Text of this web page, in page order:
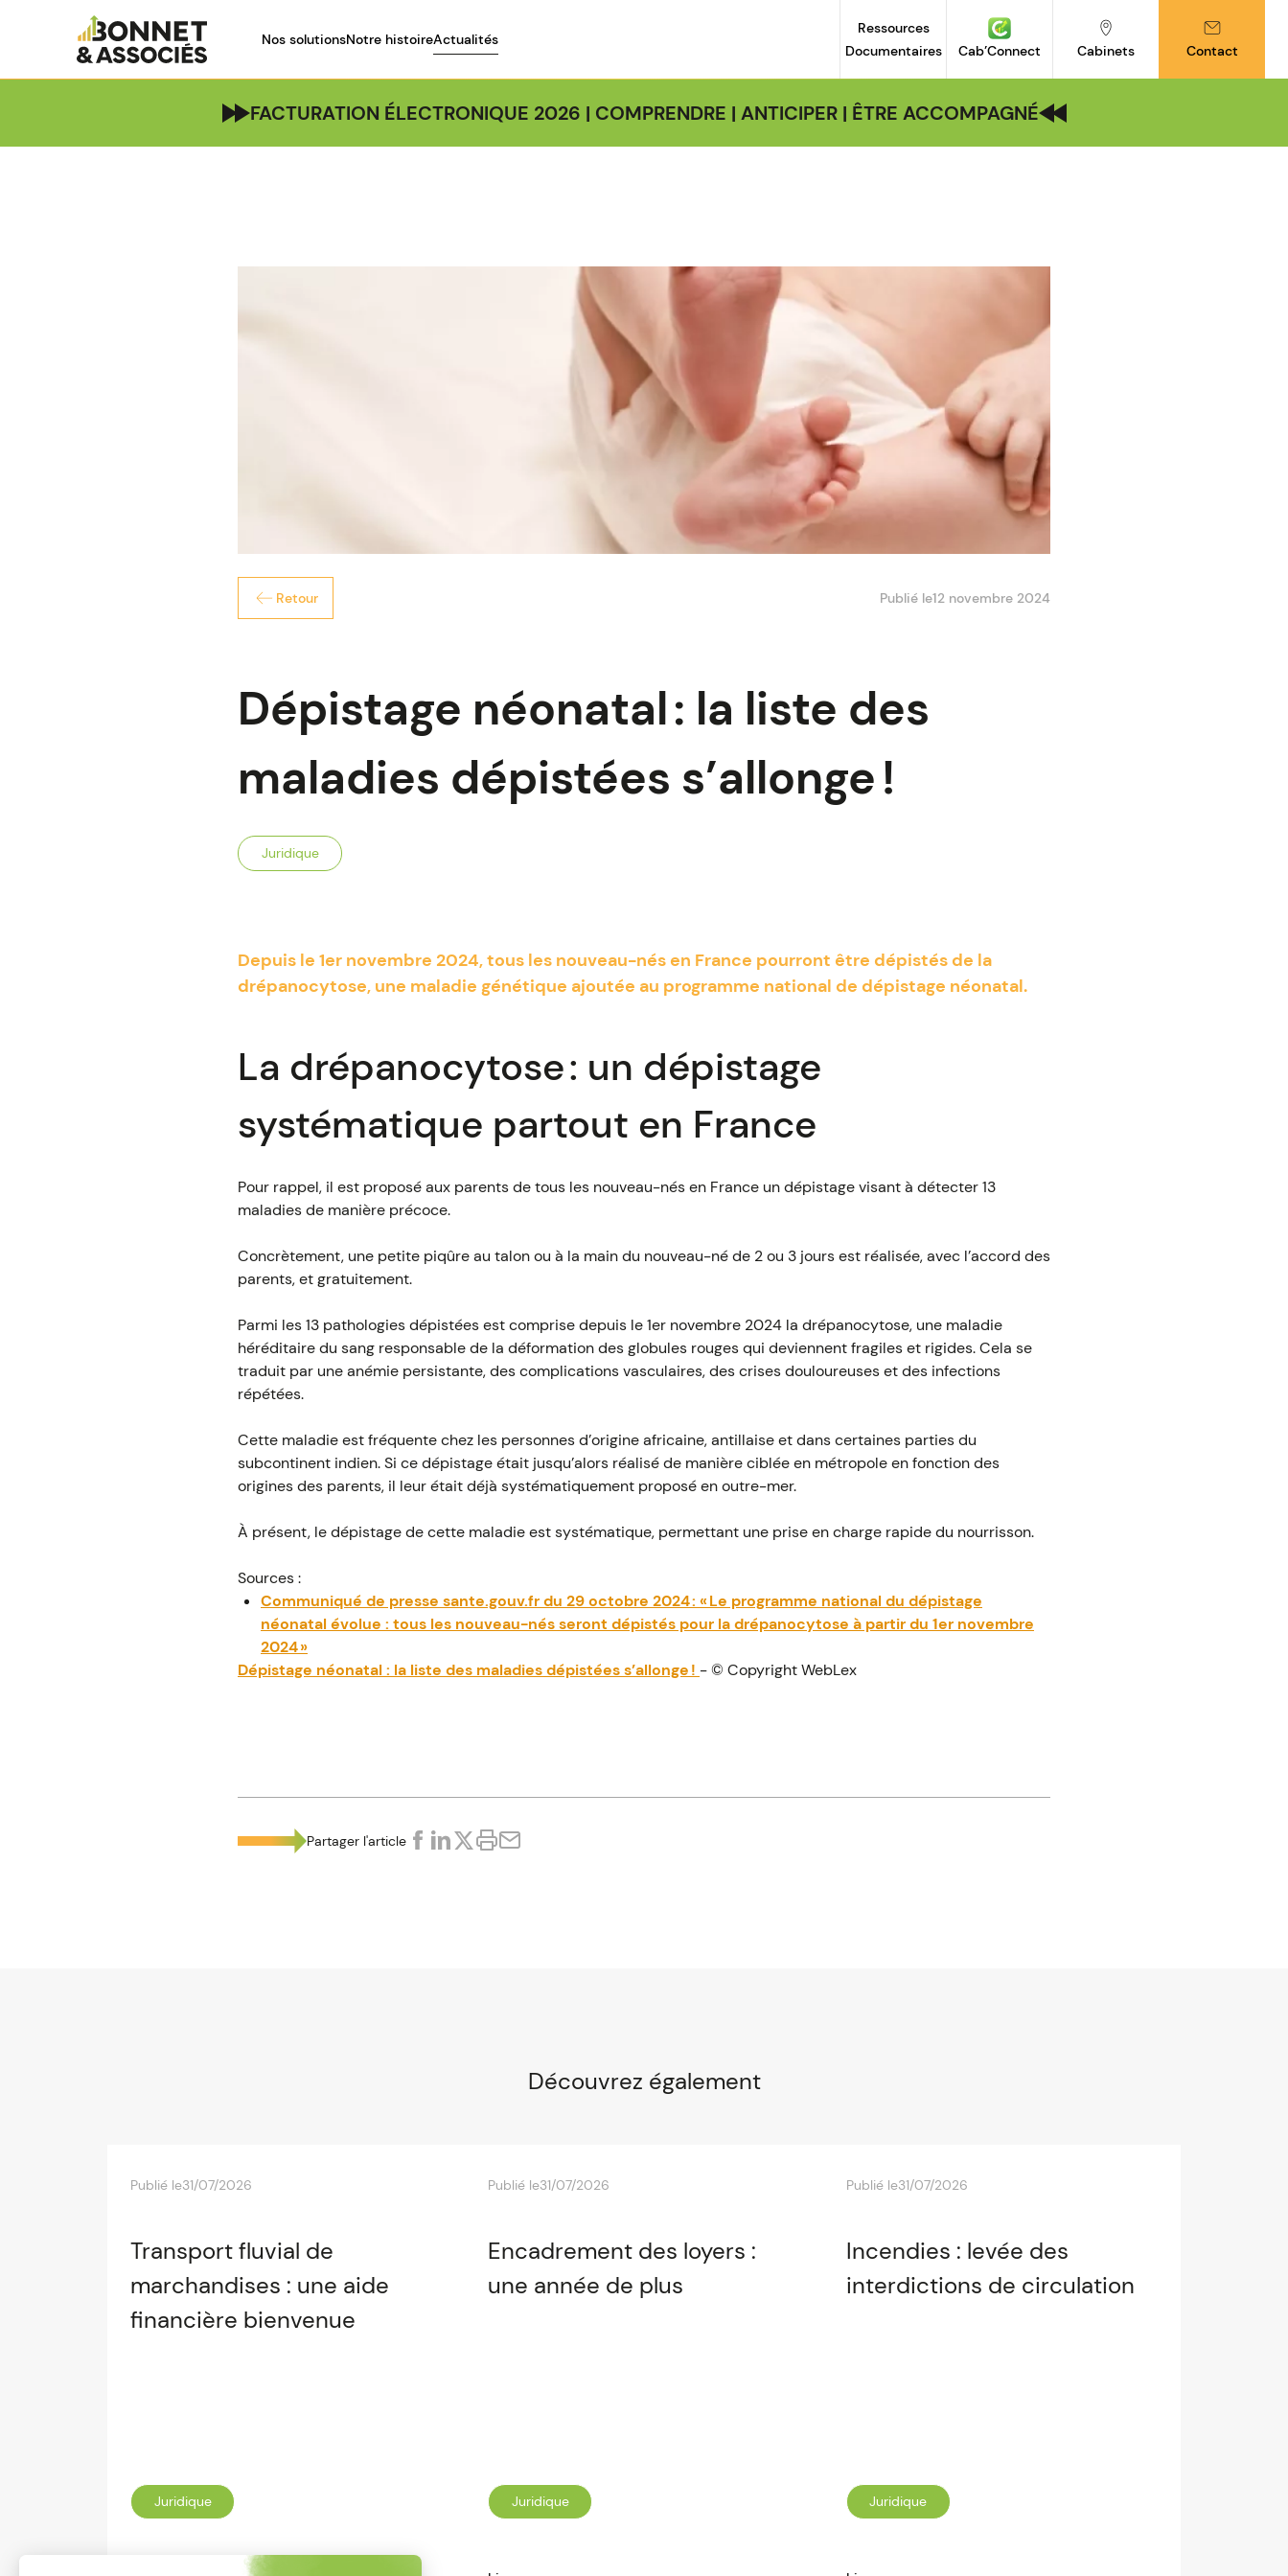
Nos solutionsNotre histoireActualités
Ressources
Documentaires
Cab’Connect Cabinets Contact
FACTURATION ÉLECTRONIQUE 2026 | COMPRENDRE | ANTICIPER | ÊTRE ACCOMPAGNÉ
Retour Publié le12 novembre 2024
Dépistage néonatal : la liste des
maladies dépistées s’allonge !
Juridique
Depuis le 1er novembre 2024, tous les nouveau-nés en France pourront être dépistés de la
drépanocytose, une maladie génétique ajoutée au programme national de dépistage néonatal.
La drépanocytose : un dépistage
systématique partout en France
Pour rappel, il est proposé aux parents de tous les nouveau-nés en France un dépistage visant à détecter 13
maladies de manière précoce.
Concrètement, une petite piqûre au talon ou à la main du nouveau-né de 2 ou 3 jours est réalisée, avec l’accord des
parents, et gratuitement.
Parmi les 13 pathologies dépistées est comprise depuis le 1er novembre 2024 la drépanocytose, une maladie
héréditaire du sang responsable de la déformation des globules rouges qui deviennent fragiles et rigides. Cela se
traduit par une anémie persistante, des complications vasculaires, des crises douloureuses et des infections
répétées.
Cette maladie est fréquente chez les personnes d’origine africaine, antillaise et dans certaines parties du
subcontinent indien. Si ce dépistage était jusqu’alors réalisé de manière ciblée en métropole en fonction des
origines des parents, il leur était déjà systématiquement proposé en outre-mer.
À présent, le dépistage de cette maladie est systématique, permettant une prise en charge rapide du nourrisson.
Sources :
Communiqué de presse sante.gouv.fr du 29 octobre 2024 : « Le programme national du dépistage
néonatal évolue : tous les nouveau-nés seront dépistés pour la drépanocytose à partir du 1er novembre
2024 »
Dépistage néonatal : la liste des maladies dépistées s’allonge ! - © Copyright WebLex
Partager l'article
Découvrez également
Publié le31/07/2026
Transport fluvial de
marchandises : une aide
financière bienvenue
Juridique
Publié le31/07/2026
Encadrement des loyers :
une année de plus
Juridique
Publié le31/07/2026
Incendies : levée des
interdictions de circulation
Juridique